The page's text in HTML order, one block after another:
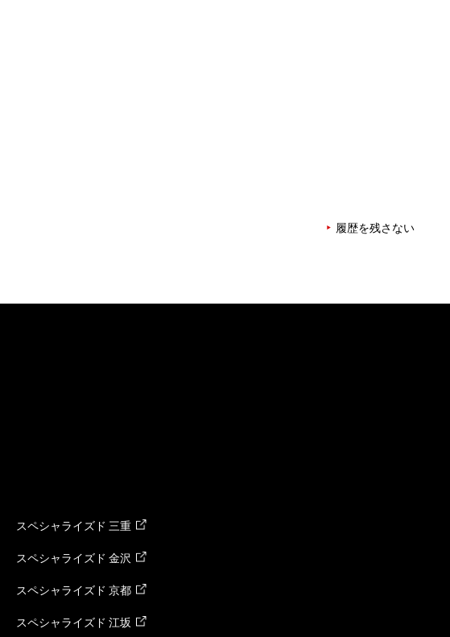
履歴を残さない
スペシャライズド 三重
スペシャライズド 金沢
スペシャライズド 京都
スペシャライズド 江坂